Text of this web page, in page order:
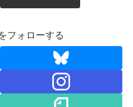
フォローする